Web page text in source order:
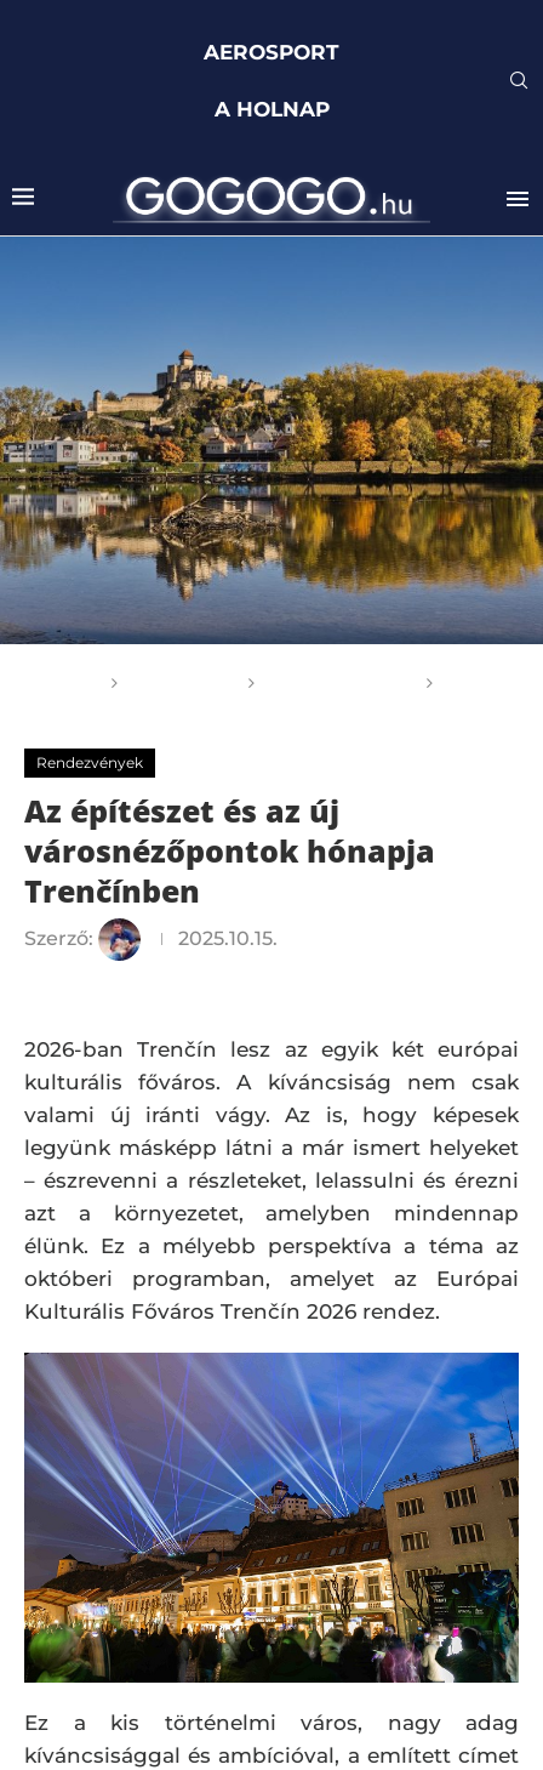
AEROSPORT
A HOLNAP
Rendezvények
Az építészet és az új
városnézőpontok hónapja
Trenčínben
Szerző: 2025.10.15.
2026-ban Trenčín lesz az egyik két európai
kulturális főváros. A kíváncsiság nem csak
valami új iránti vágy. Az is, hogy képesek
legyünk másképp látni a már ismert helyeket
– észrevenni a részleteket, lelassulni és érezni
azt a környezetet, amelyben mindennap
élünk. Ez a mélyebb perspektíva a téma az
októberi programban, amelyet az Európai
Kulturális Főváros Trenčín 2026 rendez.
Ez a kis történelmi város, nagy adag
kíváncsisággal és ambícióval, a említett címet